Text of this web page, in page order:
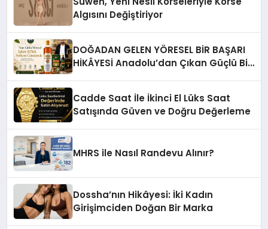
Algısını Değiştiriyor
DOĞADAN GELEN YÖRESEL BİR BAŞARI
HİKÂYESİ Anadolu’dan Çıkan Güçlü Bir
Cadde Saat İle İkinci El Lüks Saat
Satışında Güven ve Doğru Değerleme
MHRS ile Nasıl Randevu Alınır?
Dossha’nın Hikâyesi: İki Kadın
Girişimciden Doğan Bir Marka